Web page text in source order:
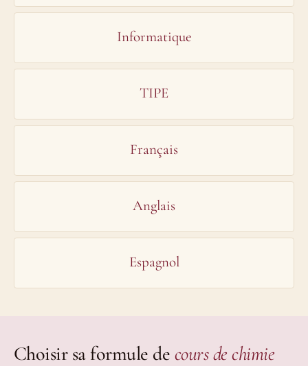
Informatique
TIPE
Français
Anglais
Espagnol
Choisir sa formule de cours de chimie